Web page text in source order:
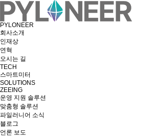
PYLONEER
회사소개
인재상
연혁
오시는 길
TECH
스마트미터
SOLUTIONS
ZEEING
운영 지원 솔루션
맞춤형 솔루션
파일러니어 소식
블로그
언론 보도